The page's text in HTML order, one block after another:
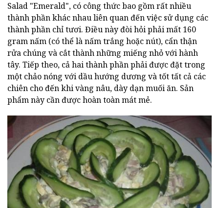
Salad "Emerald", có công thức bao gồm rất nhiều
thành phần khác nhau liên quan đến việc sử dụng các
thành phần chỉ tươi. Điều này đòi hỏi phải mất 160
gram nấm (có thể là nấm trắng hoặc nút), cẩn thận
rửa chúng và cắt thành những miếng nhỏ với hành
tây. Tiếp theo, cả hai thành phần phải được đặt trong
một chảo nóng với dầu hướng dương và tốt tất cả các
chiên cho đến khi vàng nâu, dày dạn muối ăn. Sản
phẩm này cần được hoàn toàn mát mẻ.